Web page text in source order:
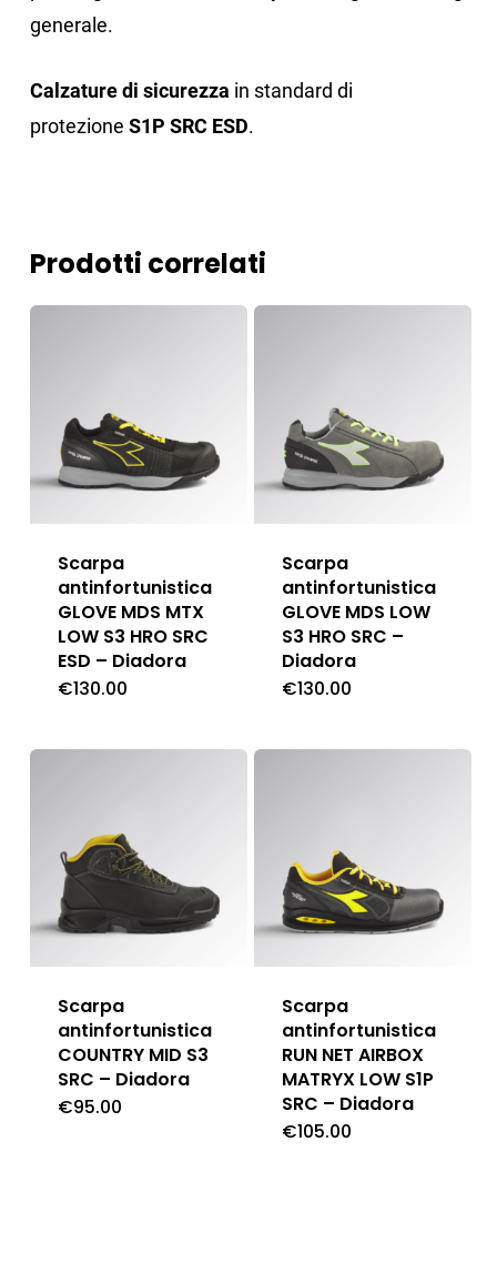
generale.
Calzature di sicurezza in standard di
protezione S1P SRC ESD.
Prodotti correlati
Scarpa
antinfortunistica
GLOVE MDS MTX
LOW S3 HRO SRC
ESD – Diadora
€130.00
Scarpa
antinfortunistica
GLOVE MDS LOW
S3 HRO SRC –
Diadora
€130.00
Scarpa
antinfortunistica
COUNTRY MID S3
SRC – Diadora
€95.00
Scarpa
antinfortunistica
RUN NET AIRBOX
MATRYX LOW S1P
SRC – Diadora
€105.00